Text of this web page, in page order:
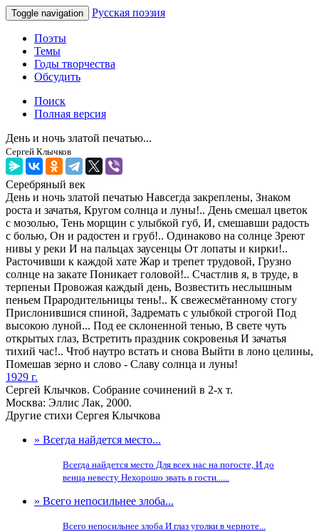
Toggle navigation Русская поэзия
Поэты
Темы
Годы творчества
Обсудить
Поиск
Полная версия
День и ночь златой печатью...
Сергей Клычков
Серебряный век
День и ночь златой печатью Навсегда закреплены, Знаком
роста и зачатья, Кругом солнца и луны!.. День смешал цветок
с мозолью, Тень морщин с улыбкой губ, И, смешавши радость
с болью, Он и радостен и груб!.. Одинаково на солнце Зреют
нивы у реки И на пальцах заусенцы От лопаты и кирки!..
Расточивши к каждой хате Жар и трепет трудовой, Грузно
солнце на закате Поникает головой!.. Счастлив я, в труде, в
терпеньи Провожая каждый день, Возвестить неслышным
пеньем Прародительницы тень!.. К свежесмётанному стогу
Прислонившися спиной, Задремать с улыбкой строгой Под
высокою луной... Под ее склоненной тенью, В свете чуть
открытых глаз, Встретить праздник сокровенья И зачатья
тихий час!.. Чтоб наутро встать и снова Выйти в лоно целины,
Помешав зерно и слово - Славу солнца и луны!
1929 г.
Сергей Клычков. Собрание сочинений в 2-х т.
Москва: Эллис Лак, 2000.
Другие стихи Сергея Клычкова
» Всегда найдется место...
Всегда найдется место Для всех нас на погосте, И до
венца невесту Нехорошо звать в гости......
» Всего непосильнее злоба...
Всего непосильнее злоба И глаз уголки в черноте...